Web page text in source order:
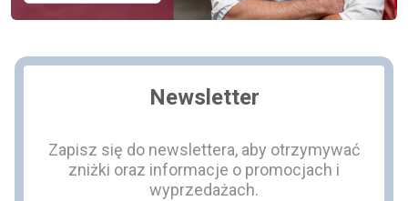
Newsletter
Zapisz się do newslettera, aby otrzymywać
zniżki oraz informacje o promocjach i
wyprzedażach.